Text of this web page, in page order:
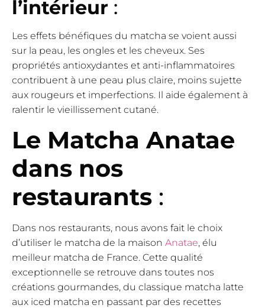
l’intérieur :
Les effets bénéfiques du matcha se voient aussi
sur la peau, les ongles et les cheveux. Ses
propriétés antioxydantes et anti-inflammatoires
contribuent à une peau plus claire, moins sujette
aux rougeurs et imperfections. Il aide également à
ralentir le vieillissement cutané.
Le Matcha Anatae
dans nos
restaurants :
Dans nos restaurants, nous avons fait le choix
d’utiliser le matcha de la maison Anatae, élu
meilleur matcha de France. Cette qualité
exceptionnelle se retrouve dans toutes nos
créations gourmandes, du classique matcha latte
aux iced matcha en passant par des recettes